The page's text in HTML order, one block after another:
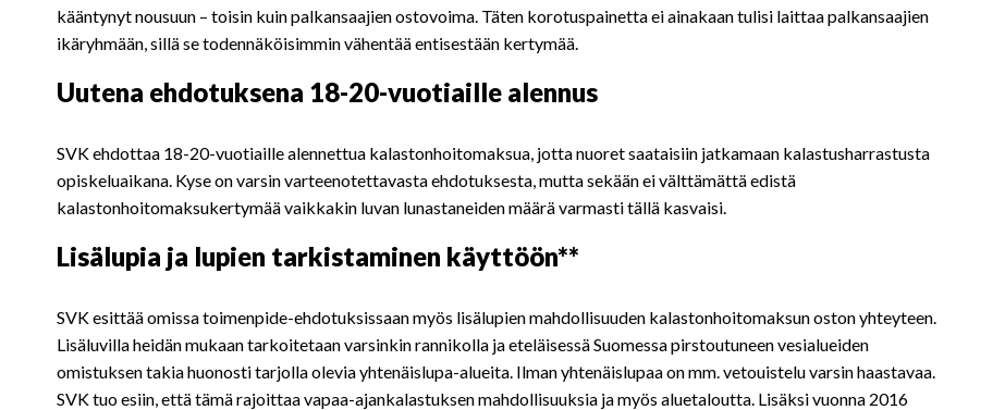
kääntynyt nousuun – toisin kuin palkansaajien ostovoima. Täten korotuspainetta ei ainakaan tulisi laittaa palkansaajien
ikäryhmään, sillä se todennäköisimmin vähentää entisestään kertymää.
Uutena ehdotuksena 18-20-vuotiaille alennus
SVK ehdottaa 18-20-vuotiaille alennettua kalastonhoitomaksua, jotta nuoret saataisiin jatkamaan kalastusharrastusta
opiskeluaikana. Kyse on varsin varteenotettavasta ehdotuksesta, mutta sekään ei välttämättä edistä
kalastonhoitomaksukertymää vaikkakin luvan lunastaneiden määrä varmasti tällä kasvaisi.
Lisälupia ja lupien tarkistaminen käyttöön**
SVK esittää omissa toimenpide-ehdotuksissaan myös lisälupien mahdollisuuden kalastonhoitomaksun oston yhteyteen.
Lisäluvilla heidän mukaan tarkoitetaan varsinkin rannikolla ja eteläisessä Suomessa pirstoutuneen vesialueiden
omistuksen takia huonosti tarjolla olevia yhtenäislupa-alueita. Ilman yhtenäislupaa on mm. vetouistelu varsin haastavaa.
SVK tuo esiin, että tämä rajoittaa vapaa-ajankalastuksen mahdollisuuksia ja myös aluetaloutta. Lisäksi vuonna 2016